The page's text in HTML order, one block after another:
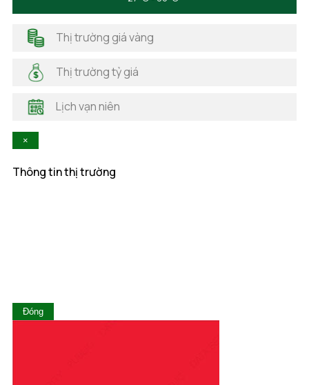
Hà Giang
Hải Dương
Hải Phòng
Hà Tĩnh
Hòa Bình
Lai Châu
Thị trường giá vàng
Thị trường tỷ giá
Lịch vạn niên
×
Thông tin thị trường
Đóng